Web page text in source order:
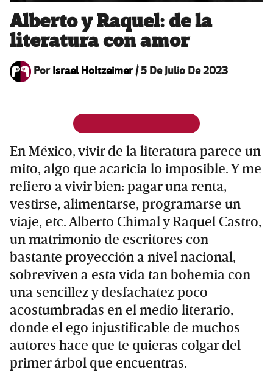
Alberto y Raquel: de la
literatura con amor
PorIsrael Holtzeimer/5 De Julio De 2023
En México, vivir de la literatura parece un
mito, algo que acaricia lo imposible. Y me
refiero a vivir bien: pagar una renta,
vestirse, alimentarse, programarse un
viaje, etc. Alberto Chimal y Raquel Castro,
un matrimonio de escritores con
bastante proyección a nivel nacional,
sobreviven a esta vida tan bohemia con
una sencillez y desfachatez poco
acostumbradas en el medio literario,
donde el ego injustificable de muchos
autores hace que te quieras colgar del
primer árbol que encuentras.